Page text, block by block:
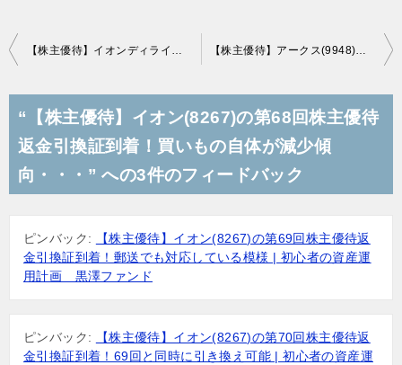
投
ビ
ゲ
ー
ョ
ン
【株主優待】イオンディライト(9787)の優待到着！イオンギフトカード2,000円分！ 【株主優待】アークス(9948)の優待到着！青森県産りんご！
“【株主優待】イオン(8267)の第68回株主優待
返金引換証到着！買いもの自体が減少傾
向・・・” への3件のフィードバック
ピンバック:
【株主優待】イオン(8267)の第69回株主優待返
金引換証到着！郵送でも対応している模様 | 初心者の資産運
用計画 黒澤ファンド
ピンバック:
【株主優待】イオン(8267)の第70回株主優待返
金引換証到着！69回と同時に引き換え可能 | 初心者の資産運